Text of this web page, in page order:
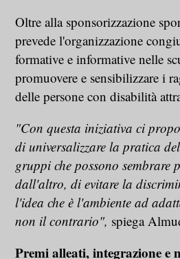
Oltre alla sponsorizzazione
prevede l'organizzazione
formative e informative nelle
promuovere e sensibilizzare i
delle persone con disabilità
"Con questa iniziativa ci
di universalizzare la pratica
gruppi che possono sembrare
dall'altro, di evitare la
l'idea che è l'ambiente ad
non il contrario", spiega
Premi alleati, integrazione e